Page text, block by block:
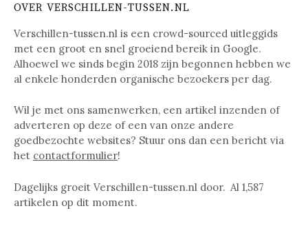
OVER VERSCHILLEN-TUSSEN.NL
Verschillen-tussen.nl is een crowd-sourced uitleggids
met een groot en snel groeiend bereik in Google.
Alhoewel we sinds begin 2018 zijn begonnen hebben we
al enkele honderden organische bezoekers per dag.
Wil je met ons samenwerken, een artikel inzenden of
adverteren op deze of een van onze andere
goedbezochte websites? Stuur ons dan een bericht via
het contactformulier!
Dagelijks groeit Verschillen-tussen.nl door. Al 1,587
artikelen op dit moment.